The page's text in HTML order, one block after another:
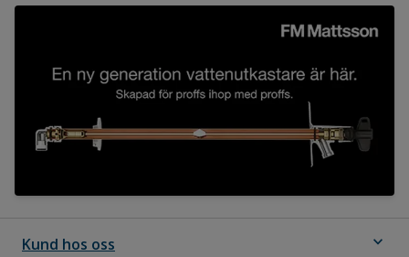
Kund hos oss expand_more